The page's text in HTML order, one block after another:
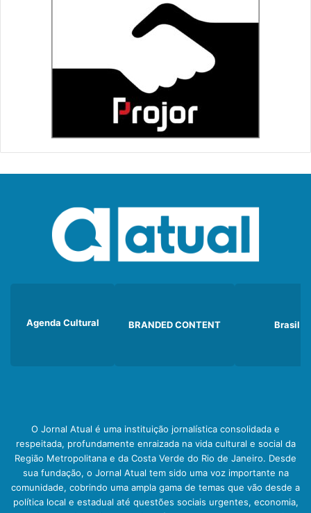
Agenda Cultural BRANDED CONTENT Brasil
O Jornal Atual é uma instituição jornalística consolidada e
respeitada, profundamente enraizada na vida cultural e social da
Região Metropolitana e da Costa Verde do Rio de Janeiro. Desde
sua fundação, o Jornal Atual tem sido uma voz importante na
comunidade, cobrindo uma ampla gama de temas que vão desde a
política local e estadual até questões sociais urgentes, economia,